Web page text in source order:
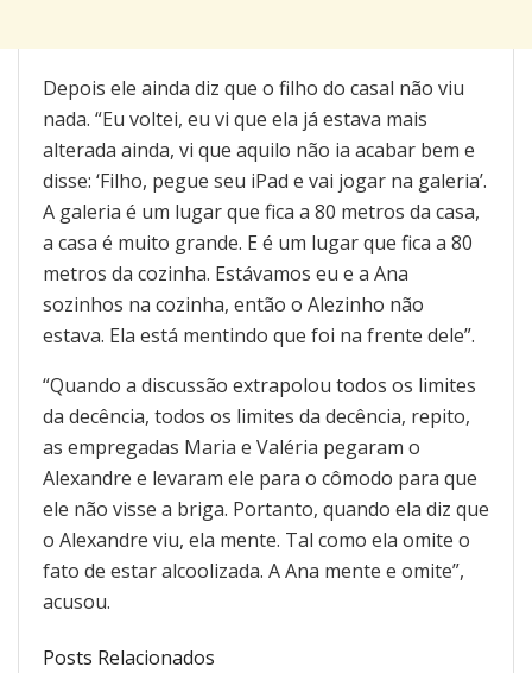
Depois ele ainda diz que o filho do casal não viu
nada. “Eu voltei, eu vi que ela já estava mais
alterada ainda, vi que aquilo não ia acabar bem e
disse: ‘Filho, pegue seu iPad e vai jogar na galeria’.
A galeria é um lugar que fica a 80 metros da casa,
a casa é muito grande. E é um lugar que fica a 80
metros da cozinha. Estávamos eu e a Ana
sozinhos na cozinha, então o Alezinho não
estava. Ela está mentindo que foi na frente dele”.
“Quando a discussão extrapolou todos os limites
da decência, todos os limites da decência, repito,
as empregadas Maria e Valéria pegaram o
Alexandre e levaram ele para o cômodo para que
ele não visse a briga. Portanto, quando ela diz que
o Alexandre viu, ela mente. Tal como ela omite o
fato de estar alcoolizada. A Ana mente e omite”,
acusou.
Posts Relacionados